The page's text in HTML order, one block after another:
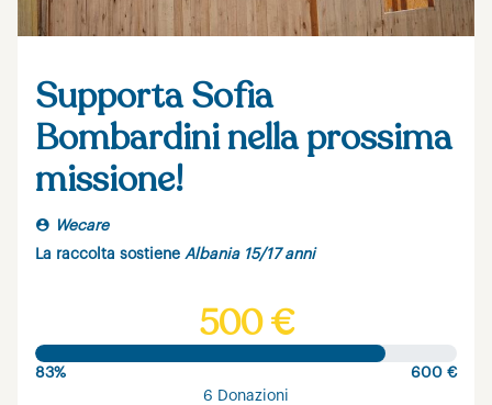
Supporta Sofia
Bombardini nella prossima
missione!
Wecare
La raccolta sostiene Albania 15/17 anni
500 €
83%
600 €
6 Donazioni